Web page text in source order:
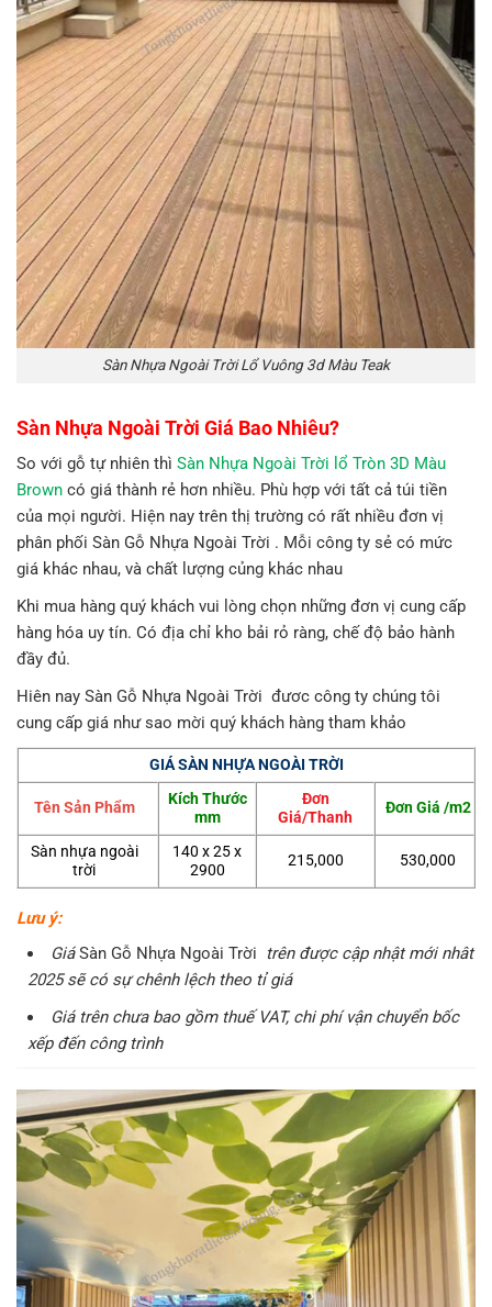
Sàn Nhựa Ngoài Trời Lổ Vuông 3d Màu Teak
Sàn Nhựa Ngoài Trời Giá Bao Nhiêu?
So với gỗ tự nhiên thì Sàn Nhựa Ngoài Trời lổ Tròn 3D Màu
Brown có giá thành rẻ hơn nhiều. Phù hợp với tất cả túi tiền
của mọi người. Hiện nay trên thị trường có rất nhiều đơn vị
phân phối Sàn Gỗ Nhựa Ngoài Trời . Mỗi công ty sẻ có mức
giá khác nhau, và chất lượng củng khác nhau
Khi mua hàng quý khách vui lòng chọn những đơn vị cung cấp
hàng hóa uy tín. Có địa chỉ kho bải rỏ ràng, chế độ bảo hành
đầy đủ.
Hiên nay Sàn Gỗ Nhựa Ngoài Trời đươc công ty chúng tôi
cung cấp giá như sao mời quý khách hàng tham khảo
GIÁ SÀN NHỰA NGOÀI TRỜI
Tên Sản Phẩm
Kích Thước
mm
Đơn
Giá/Thanh
Đơn Giá /m2
Sàn nhựa ngoài
trời
140 x 25 x
2900
215,000 530,000
Lưu ý:
GiáSàn Gỗ Nhựa Ngoài Trời
trên được cập nhật mới nhât
2025 sẽ có sự chênh lệch theo tỉ giá
Giá trên chưa bao gồm thuế VAT, chi phí vận chuyển bốc
xếp đến công trình